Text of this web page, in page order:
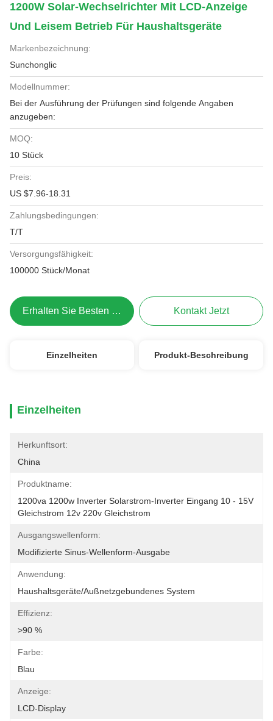
1200W Solar-Wechselrichter Mit LCD-Anzeige
Und Leisem Betrieb Für Haushaltsgeräte
Markenbezeichnung:
Sunchonglic
Modellnummer:
Bei der Ausführung der Prüfungen sind folgende Angaben
anzugeben:
MOQ:
10 Stück
Preis:
US $7.96-18.31
Zahlungsbedingungen:
T/T
Versorgungsfähigkeit:
100000 Stück/Monat
Erhalten Sie Besten Preis Kontakt Jetzt
Einzelheiten Produkt-Beschreibung
Einzelheiten
Herkunftsort:
China
Produktname:
1200va 1200w Inverter Solarstrom-Inverter Eingang 10 - 15V
Gleichstrom 12v 220v Gleichstrom
Ausgangswellenform:
Modifizierte Sinus-Wellenform-Ausgabe
Anwendung:
Haushaltsgeräte/außnetzgebundenes System
Effizienz:
>90 %
Farbe:
Blau
Anzeige:
LCD-Display